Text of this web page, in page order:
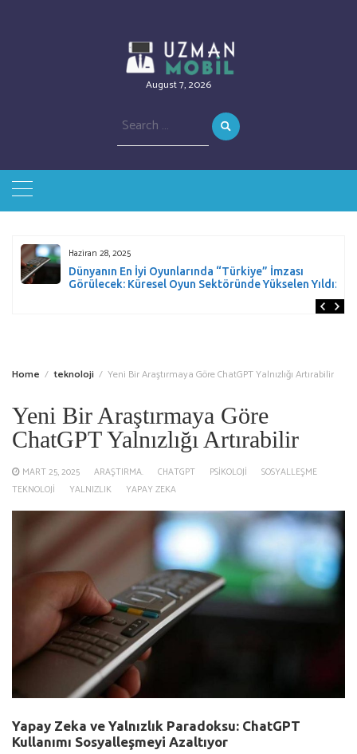
August 7, 2026
Search
Haziran 28, 2025
Dünyanın En İyi Oyunlarında “Türkiye” İmzası
Görülecek: Küresel Oyun Sektöründe Yükselen Yıldız!
Home teknoloji Yeni Bir Araştırmaya Göre ChatGPT Yalnızlığı Artırabilir
Yeni Bir Araştırmaya Göre
ChatGPT Yalnızlığı Artırabilir
MART 25, 2025 ARAŞTIRMA. CHATGPT PSIKOLOJI
SOSYALLEŞME
TEKNOLOJI
YALNIZLIK YAPAY ZEKA
Yapay Zeka ve Yalnızlık Paradoksu: ChatGPT
Kullanımı Sosyalleşmeyi Azaltıyor